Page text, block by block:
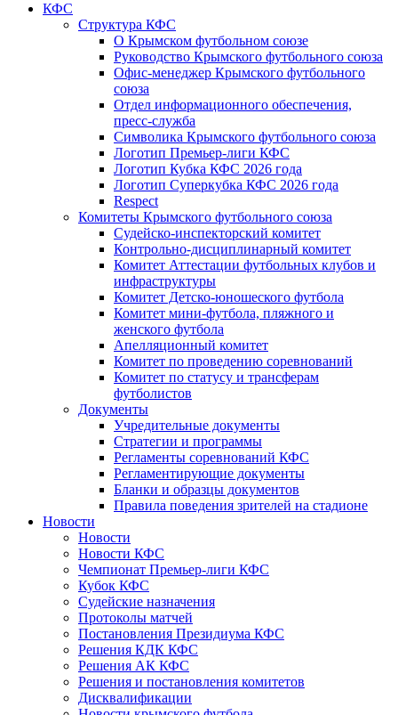
КФС
Структура КФС
О Крымском футбольном союзе
Руководство Крымского футбольного союза
Офис-менеджер Крымского футбольного
союза
Отдел информационного обеспечения,
пресс-служба
Символика Крымского футбольного союза
Логотип Премьер-лиги КФС
Логотип Кубка КФС 2026 года
Логотип Суперкубка КФС 2026 года
Respect
Комитеты Крымского футбольного союза
Судейско-инспекторский комитет
Контрольно-дисциплинарный комитет
Комитет Аттестации футбольных клубов и
инфраструктуры
Комитет Детско-юношеского футбола
Комитет мини-футбола, пляжного и
женского футбола
Апелляционный комитет
Комитет по проведению соревнований
Комитет по статусу и трансферам
футболистов
Документы
Учредительные документы
Стратегии и программы
Регламенты соревнований КФС
Регламентирующие документы
Бланки и образцы документов
Правила поведения зрителей на стадионе
Новости
Новости
Новости КФС
Чемпионат Премьер-лиги КФС
Кубок КФС
Судейские назначения
Протоколы матчей
Постановления Президиума КФС
Решения КДК КФС
Решения АК КФС
Решения и постановления комитетов
Дисквалификации